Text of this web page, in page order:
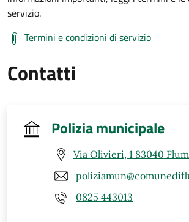
servizio.
Termini e condizioni di servizio
Contatti
Polizia municipale
Via Olivieri, 1 83040
0825 443013